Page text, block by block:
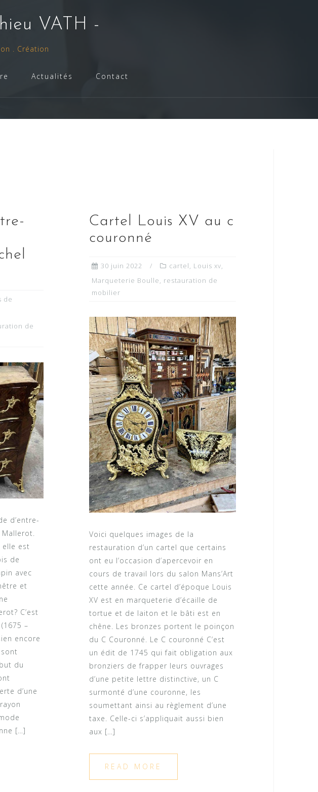
VATH -
. Création
Actualités Contact
de
de
d’entre-
elle est
de
avec
et
C’est
–
encore
du
d’une
[…]
Cartel Louis XV au c
couronné
30 juin 2022 cartel, Louis xv,
Marqueterie Boulle, restauration de
mobilier
Voici quelques images de la
restauration d’un cartel que certains
ont eu l’occasion d’apercevoir en
cours de travail lors du salon Mans’Art
cette année. Ce cartel d’époque Louis
XV est en marqueterie d’écaille de
tortue et de laiton et le bâti est en
chêne. Les bronzes portent le poinçon
du C Couronné. Le C couronné C’est
un édit de 1745 qui fait obligation aux
bronziers de frapper leurs ouvrages
d’une petite lettre distinctive, un C
surmonté d’une couronne, les
soumettant ainsi au règlement d’une
taxe. Celle-ci s’appliquait aussi bien
aux […]
READ MORE